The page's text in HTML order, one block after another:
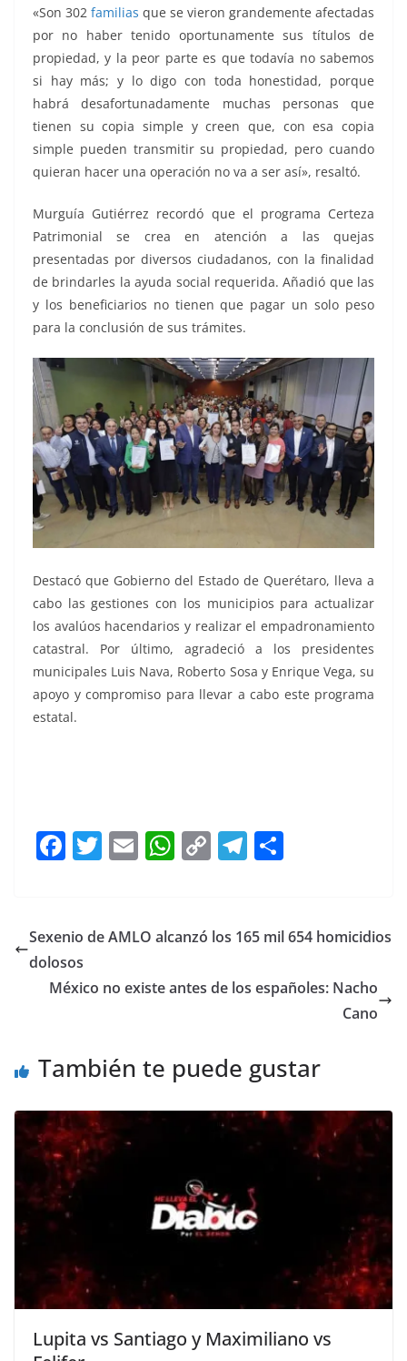
«Son 302 familias que se vieron grandemente afectadas
por no haber tenido oportunamente sus títulos de
propiedad, y la peor parte es que todavía no sabemos
si hay más; y lo digo con toda honestidad, porque
habrá desafortunadamente muchas personas que
tienen su copia simple y creen que, con esa copia
simple pueden transmitir su propiedad, pero cuando
quieran hacer una operación no va a ser así», resaltó.
Murguía Gutiérrez recordó que el programa Certeza
Patrimonial se crea en atención a las quejas
presentadas por diversos ciudadanos, con la finalidad
de brindarles la ayuda social requerida. Añadió que las
y los beneficiarios no tienen que pagar un solo peso
para la conclusión de sus trámites.
Destacó que Gobierno del Estado de Querétaro, lleva a
cabo las gestiones con los municipios para actualizar
los avalúos hacendarios y realizar el empadronamiento
catastral. Por último, agradeció a los presidentes
municipales Luis Nava, Roberto Sosa y Enrique Vega, su
apoyo y compromiso para llevar a cabo este programa
estatal.
F
e
b
o
T
er
E
l
W
s
p
C
y
n
T
gr
m
e
Sexenio de AMLO alcanzó los 165 mil 654 homicidios
dolosos
México no existe antes de los españoles: Nacho
Cano
También te puede gustar
Lupita vs Santiago y Maximiliano vs